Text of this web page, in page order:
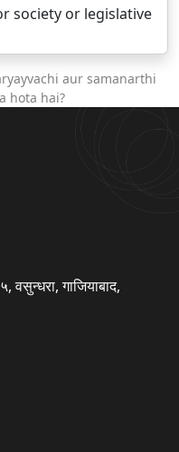
society or legislative
aur samanarthi
hota hai?
गाजियाबाद,